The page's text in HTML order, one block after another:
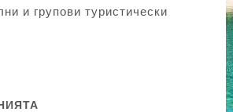
и групови туристически